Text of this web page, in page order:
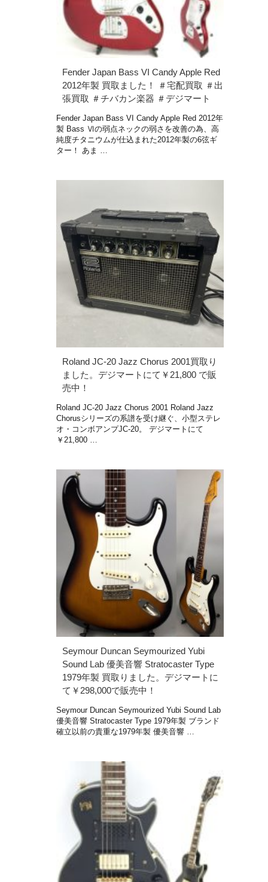
Fender Japan Bass VI Candy Apple Red
2012年製 買取ました！ ＃宅配買取 ＃出
張買取 ＃チバカン楽器 ＃デジマート
Fender Japan Bass VI Candy Apple Red 2012年
製 Bass Ⅵの弱点ネックの弱さを改善の為、高
純度チタニウムが仕込まれた2012年製の6弦ギ
ター！ あま …
Roland JC-20 Jazz Chorus 2001買取り
ました。デジマートにて￥21,800 で販
売中！
Roland JC-20 Jazz Chorus 2001 Roland Jazz
Chorusシリーズの系譜を受け継ぐ、小型ステレ
オ・コンボアンプJC-20。 デジマートにて
￥21,800 …
Seymour Duncan Seymourized Yubi
Sound Lab 優美音響 Stratocaster Type
1979年製 買取りました。デジマートに
て￥298,000で販売中！
Seymour Duncan Seymourized Yubi Sound Lab
優美音響 Stratocaster Type 1979年製 ブランド
確立以前の貴重な1979年製 優美音響 …